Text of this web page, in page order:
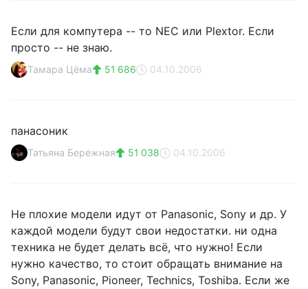
Если для компутера -- то NEC или Plextor. Если
просто -- не знаю.
Тамара Цёма 51 686 04.10.2006
панасоник
Татьяна Бережная 51 038 04.10.2006
Не плохие модели идут от Panasonic, Sony и др. У
каждой модели будут свои недостатки. ни одна
техника не будет делать всё, что нужно! Если
нужно качество, то стоит обращать внимание на
Sony, Panasonic, Pioneer, Technics, Toshiba. Если же